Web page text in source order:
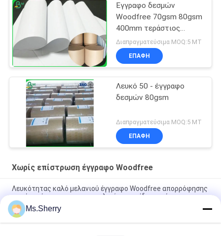
Έγγραφο δεσμών
Woodfree 70gsm 80gsm
400mm τεράστιος
ρόλος για την εκτύπωση
όφσετ
Διαπραγματεύσιμα MOQ:5 MT
ΕΠΑΦΉ
Λευκό 50 - έγγραφο
δεσμών 80gsm
Διαπραγματεύσιμα MOQ:5 MT
ΕΠΑΦΉ
Χωρίς επίστρωση έγγραφο Woodfree
Λευκότητας καλό μελανιού έγγραφο Woodfree απορρόφησης
χωρίς επίστρωση για το σχολικό εγχειρίδιο εκτύπωσης
Το ΘΦ CB CFB 9.5» Χ 11» χωρίς άνθρακα έγγραφο εγγράφου
NCR για τους θερμικούς εκτυπωτές καθαρίζει την εικόνα
Ms.Sherry